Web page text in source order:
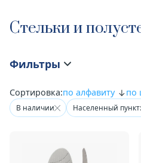
Стельки и
Фильтры
Сортировка:по алфавиту по
В наличии Населенный